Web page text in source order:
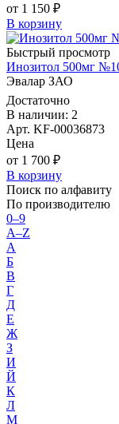
от 1 150 ₽
В корзину
Быстрый просмотр
Инозитол 500мг
Эвалар ЗАО
Достаточно
В наличии: 2
Арт. KF-00036873
Цена
от 1 700 ₽
В корзину
Поиск по алфавиту
По производителю
0–9
A–Z
А
Б
В
Г
Д
Е
Ж
З
И
Й
К
Л
М